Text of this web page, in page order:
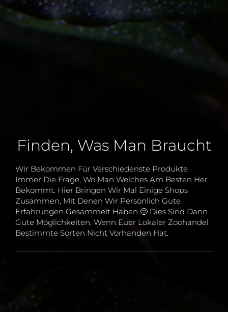
Finden, Was Man Braucht
Wir Bekommen Für Verschiedenste Produkte
Immer Die Frage, Wo Man Welches Am Besten Her
Bekommt. Hier Bringen Wir Mal Einige Shops
Zusammen, Mit Denen Wir Persönlich Gute
Erfahrungen Gesammelt Haben 🙂 Dies Sind Dann
Gute Möglichkeiten, Wenn Euer Lokaler Zoohandel
Bestimmte Sorten Nicht Vorhanden Hat.